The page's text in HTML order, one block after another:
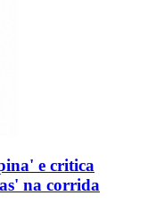
e critica
na corrida